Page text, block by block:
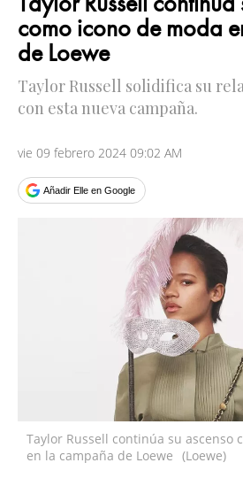
como icono de moda
de Loewe
Taylor Russell solidifica su
con esta nueva campaña.
vie 09 febrero 2024 09:02 AM
Añadir Elle en Google
Taylor Russell continúa su ascenso
en la campaña de Loewe (Loewe)